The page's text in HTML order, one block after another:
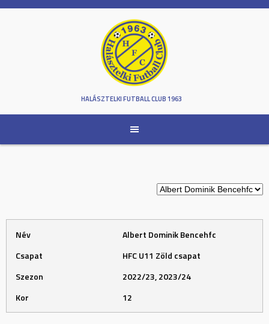
Skip
HALÁSZTELKI FUTBALL CLUB 1963
Név
Albert Dominik Bencehfc
Csapat
HFC U11 Zöld csapat
Szezon
2022/23, 2023/24
Kor
12